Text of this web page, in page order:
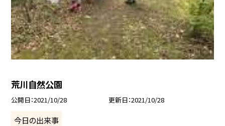
荒川自然公園
公開日 2021/10/28 更新日 2021/10/28
今日の出来事